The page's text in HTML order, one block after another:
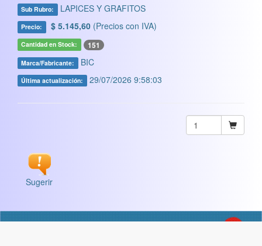
Sub Rubro: LAPICES Y GRAFITOS
Precio: $ 5.145,60 (Precios con IVA)
Cantidad en Stock: 151
Marca/Fabricante: BIC
Última actualización: 29/07/2026 9:58:03
Sugerir